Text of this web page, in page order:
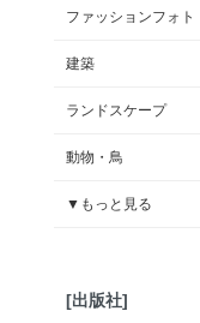
ファッションフォト
建築
ランドスケープ
動物・鳥
▼もっと見る
[出版社]